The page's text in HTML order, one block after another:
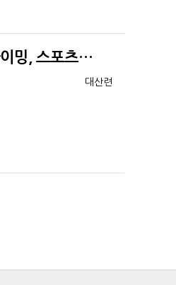
이밍, 스포츠…
등록자
대산련